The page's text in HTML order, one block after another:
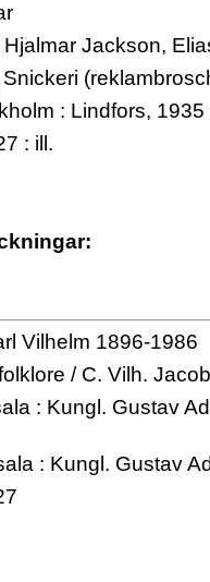
Jackson,
: Lindfors,
: ill.
Vilhelm 1896-1986
/ C. Vilh.
: Kungl. Gustav
: Kungl. Gustav